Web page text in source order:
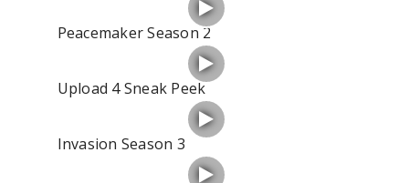
Peacemaker Season 2
Upload 4 Sneak Peek
Invasion Season 3